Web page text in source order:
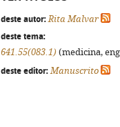
deste autor: Rita Malvar
deste tema:
641.55(083.1) (medicina,
deste editor: Manuscrito